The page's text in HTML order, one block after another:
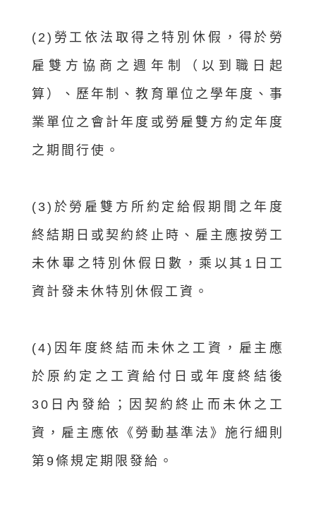
(2)勞工依法取得之特別休假，得於勞
雇雙方協商之週年制（以到職日起
算）、歷年制、教育單位之學年度、事
業單位之會計年度或勞雇雙方約定年度
之期間行使。
(3)於勞雇雙方所約定給假期間之年度
終結期日或契約終止時、雇主應按勞工
未休畢之特別休假日數，乘以其1日工
資計發未休特別休假工資。
(4)因年度終結而未休之工資，雇主應
於原約定之工資給付日或年度終結後
30日內發給；因契約終止而未休之工
資，雇主應依《勞動基準法》施行細則
第9條規定期限發給。